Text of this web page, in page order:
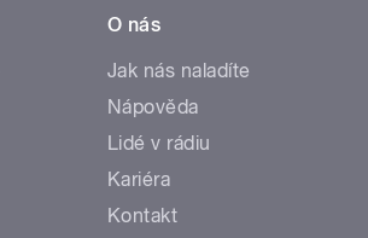
O nás
Jak nás naladíte
Nápověda
Lidé v rádiu
Kariéra
Kontakt